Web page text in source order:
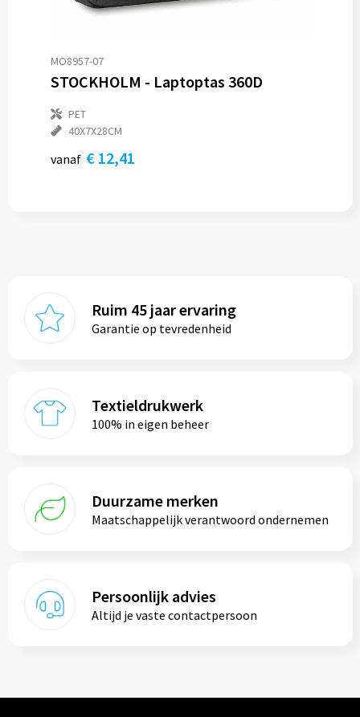
MO8957-07
STOCKHOLM - Laptoptas 360D
PET
40X7X28CM
vanaf € 12,41
Ruim 45 jaar ervaring
Garantie op tevredenheid
Textieldrukwerk
100% in eigen beheer
Duurzame merken
Maatschappelijk verantwoord ondernemen
Persoonlijk advies
Altijd je vaste contactpersoon